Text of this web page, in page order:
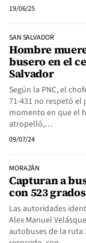
19/06/25
SAN SALVADOR
Hombre
busero en el
Salvador
Según la PNC, el
71-431 no respetó el
momento en que el
atropelló,…
09/07/24
MORAZÁN
Capturan a
con 523
Las autoridades
Alex Manuel
autobuses de la ruta